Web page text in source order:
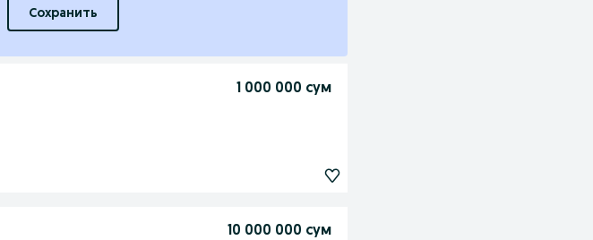
Сохранить
1 000 000 сум
10 000 000 сум